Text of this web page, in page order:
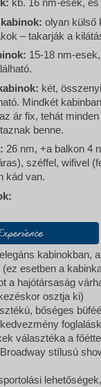
kb. 16 nm-esek,
olyan külső
– takarják a
15-18 nm-
két,
Mindkét
ár fix, tehát
benne.
26 nm, +a balkon 4
széffel, wifivel
kád van.
kabinokban,
(ez esetben a
a hajótársaság
osztja ki)
bőséges
választéka a
stílusú